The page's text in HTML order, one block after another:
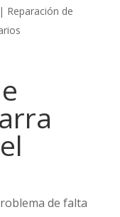
| Reparación de
de falta